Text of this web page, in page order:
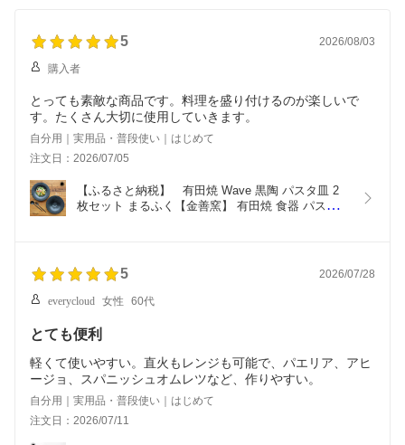
5 2026/08/03
購入者
とっても素敵な商品です。料理を盛り付けるのが楽しいで
す。たくさん大切に使用していきます。
自分用｜実用品・普段使い｜はじめて
注文日：2026/07/05
【ふるさと納税】　有田焼 Wave 黒陶 パスタ皿 2
枚セット まるふく【金善窯】 有田焼 食器 パスタ皿
5 2026/07/28
everycloud 女性 60代
とても便利
軽くて使いやすい。直火もレンジも可能で、パエリア、アヒ
ージョ、スパニッシュオムレツなど、作りやすい。
自分用｜実用品・普段使い｜はじめて
注文日：2026/07/11